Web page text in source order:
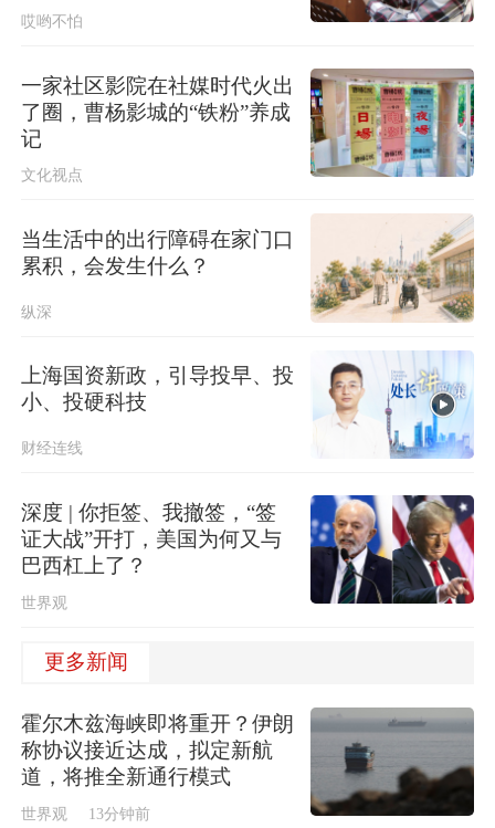
哎哟不怕
一家社区影院在社媒时代火出
了圈，曹杨影城的“铁粉”养成
记
文化视点
当生活中的出行障碍在家门口
累积，会发生什么？
纵深
上海国资新政，引导投早、投
小、投硬科技
财经连线
深度 | 你拒签、我撤签，“签
证大战”开打，美国为何又与
巴西杠上了？
世界观
更多新闻
霍尔木兹海峡即将重开？伊朗
称协议接近达成，拟定新航
道，将推全新通行模式
世界观 13分钟前